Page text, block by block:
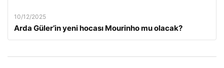
10/12/2025
Arda Güler’in yeni hocası Mourinho mu olacak?